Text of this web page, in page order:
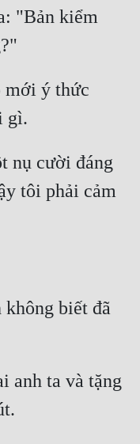
"Bản kiểm
mới ý thức
nụ cười đáng
tôi phải cảm
biết đã
anh ta và tặng